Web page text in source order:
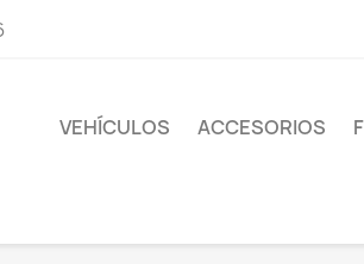
VEHÍCULOS ACCESORIOS